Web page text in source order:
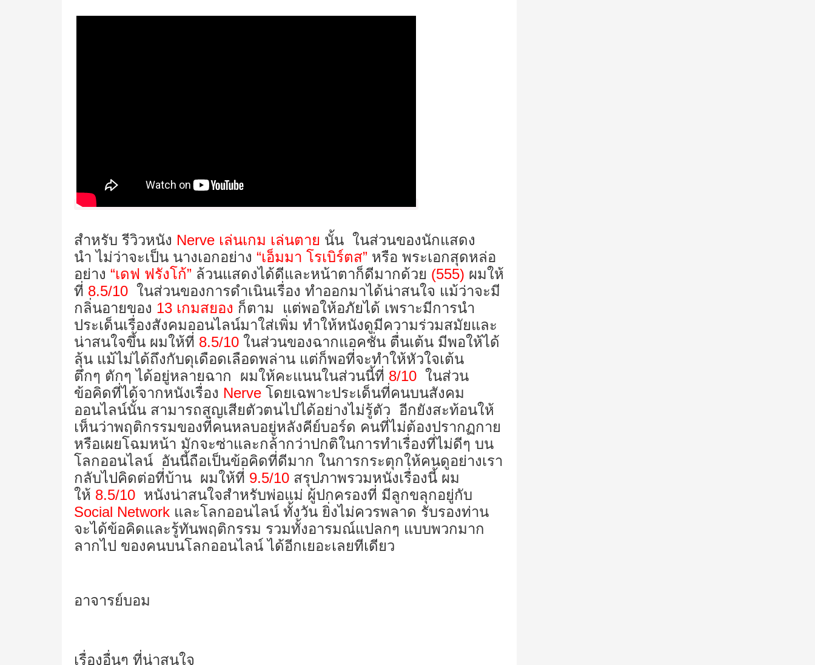
สำหรับ รีวิวหนัง Nerve เล่นเกม เล่นตาย นั้น ในส่วนของนักแสดง
นำ ไม่ว่าจะเป็น นางเอกอย่าง “เอ็มมา โรเบิร์ตส” หรือ พระเอกสุดหล่อ
อย่าง “เดฟ ฟรังโก้” ล้วนแสดงได้ดีและหน้าตาก็ดีมากด้วย (555) ผมให้
ที่ 8.5/10 ในส่วนของการดำเนินเรื่อง ทำออกมาได้น่าสนใจ แม้ว่าจะมี
กลิ่นอายของ 13 เกมสยอง ก็ตาม แต่พอให้อภัยได้ เพราะมีการนำ
ประเด็นเรื่องสังคมออนไลน์มาใส่เพิ่ม ทำให้หนังดูมีความร่วมสมัยและ
น่าสนใจขึ้น ผมให้ที่ 8.5/10 ในส่วนของฉากแอคชั่น ตื่นเต้น มีพอให้ได้
ลุ้น แม้ไม่ได้ถึงกับดุเดือดเลือดพล่าน แต่ก็พอที่จะทำให้หัวใจเต้น
ตึกๆ ตักๆ ได้อยู่หลายฉาก ผมให้คะแนนในส่วนนี้ที่ 8/10 ในส่วน
ข้อคิดที่ได้จากหนังเรื่อง Nerve โดยเฉพาะประเด็นที่คนบนสังคม
ออนไลน์นั้น สามารถสูญเสียตัวตนไปได้อย่างไม่รู้ตัว อีกยังสะท้อนให้
เห็นว่าพฤติกรรมของที่คนหลบอยู่หลังคีย์บอร์ด คนที่ไม่ต้องปรากฏกาย
หรือเผยโฉมหน้า มักจะซ่าและกล้ากว่าปกติในการทำเรื่องที่ไม่ดีๆ บน
โลกออนไลน์ อันนี้ถือเป็นข้อคิดที่ดีมาก ในการกระตุกให้คนดูอย่างเรา
กลับไปคิดต่อที่บ้าน ผมให้ที่ 9.5/10 สรุปภาพรวมหนังเรื่องนี้ ผม
ให้ 8.5/10 หนังน่าสนใจสำหรับพ่อแม่ ผู้ปกครองที่ มีลูกขลุกอยู่กับ
Social Network และโลกออนไลน์ ทั้งวัน ยิ่งไม่ควรพลาด รับรองท่าน
จะได้ข้อคิดและรู้ทันพฤติกรรม รวมทั้งอารมณ์แปลกๆ แบบพวกมาก
ลากไป ของคนบนโลกออนไลน์ ได้อีกเยอะเลยทีเดียว
อาจารย์บอม
เรื่องอื่นๆ ที่น่าสนใจ